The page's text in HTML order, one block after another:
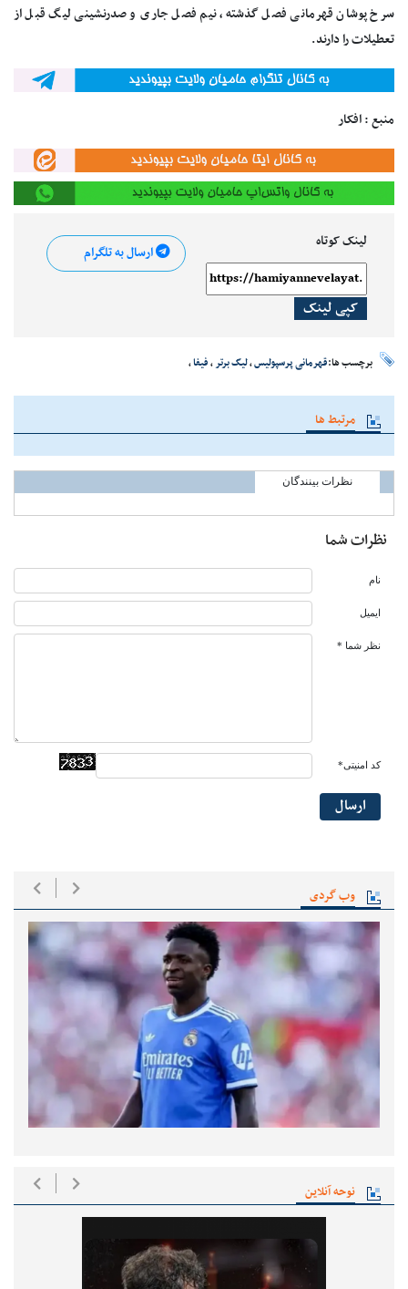
وب گردی
نوحه آنلاین
سرخ پوشان قهرمانی فصل گذشته، نیم فصل جاری و صدرنشینی لیگ قبل از
تعطیلات را دارند.
منبع : افکار
لینک کوتاه
کپی لینک
ارسال به تلگرام
برچسب ها:قهرمانی پرسپولیس،لیگ برتر،فیفا،
مرتبط ها
نظرات بینندگان
نظرات شما
نام
ایمیل
نظر شما *
کد امنیتی*
ارسال